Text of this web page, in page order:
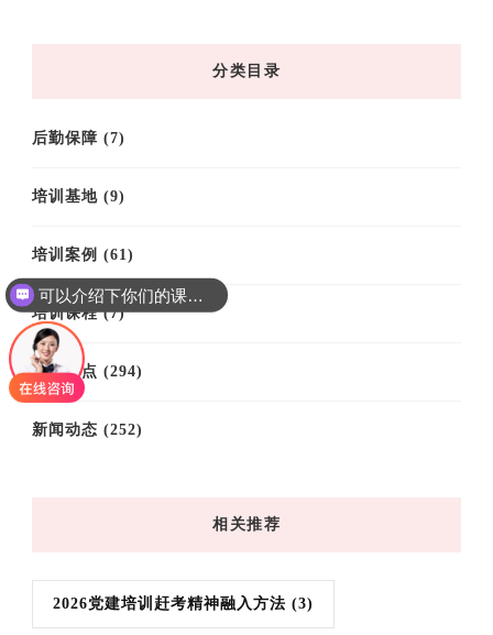
分类目录
后勤保障 (7)
培训基地 (9)
培训案例 (61)
培训课程(7)
思政热点 (294)
新闻动态 (252)
相关推荐
2026党建培训赶考精神融入方法 (3)